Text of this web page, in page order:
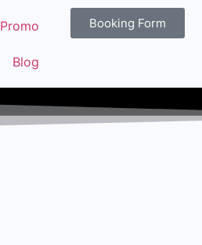
Promo
Blog
Booking Form